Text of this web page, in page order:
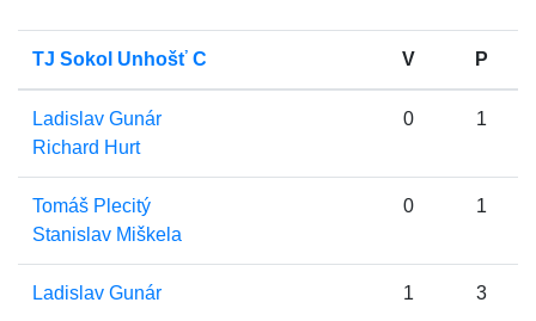
TJ Sokol Unhošť C V P
Ladislav Gunár
Richard Hurt
0 1
Tomáš Plecitý
Stanislav Miškela
0 1
Ladislav Gunár 1 3